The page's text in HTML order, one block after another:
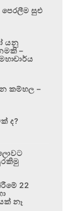
සුළු
යනු
–
කම්හල –
ද?
22
නෑ